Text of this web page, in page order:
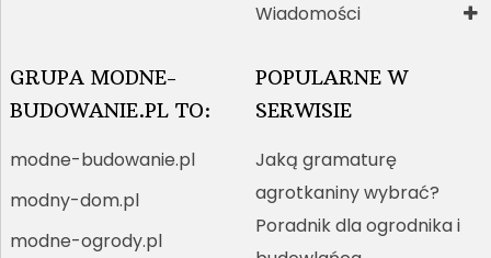
Wiadomości
GRUPA MODNE-
BUDOWANIE.PL TO:
modne-budowanie.pl
modny-dom.pl
modne-ogrody.pl
POPULARNE W
SERWISIE
Jaką gramaturę
agrotkaniny wybrać?
Poradnik dla ogrodnika i